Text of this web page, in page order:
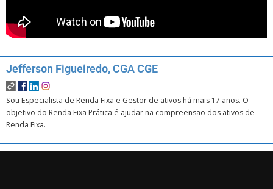
Jefferson Figueiredo, CGA CGE
Sou Especialista de Renda Fixa e Gestor de ativos há mais 17 anos. O
objetivo do Renda Fixa Prática é ajudar na compreensão dos ativos de
Renda Fixa.